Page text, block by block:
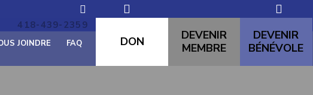
418-439-2359
JOINDRE FAQ DON
DEVENIR
MEMBRE
DEVENIR
BÉNÉVOLE